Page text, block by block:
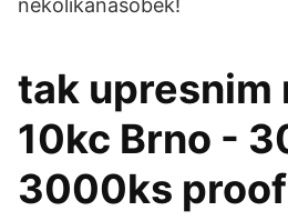
několikanásobek!
tak upresnim
10kc Brno -
3000ks